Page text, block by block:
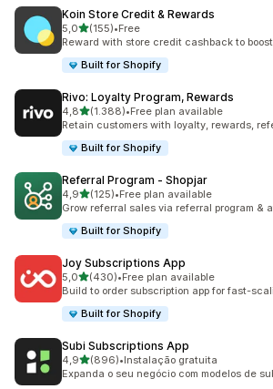
Koin Store Credit & Rewards
5,0de 5 estrelas
(155)
155 total de avaliações
•Free
Reward with store credit cashback to
Built for Shopify
Rivo: Loyalty Program, Rewards
4,8de 5 estrelas
(1.388)
1388 total de avaliações
•Free plan available
Retain customers with loyalty, rewards,
Built for Shopify
Referral Program ‑ Shopjar
4,9de 5 estrelas
(125)
125 total de avaliações
•Free plan available
Grow referral sales via referral program &
Built for Shopify
Joy Subscriptions App
5,0de 5 estrelas
(430)
430 total de avaliações
•Free plan available
Build to order subscription app for fast-
Built for Shopify
Subi Subscriptions App
4,9de 5 estrelas
(896)
896 total de avaliações
•Instalação gratuita
Expanda o seu negócio com modelos de